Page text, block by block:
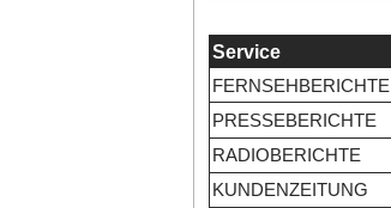
Service
FERNSEHBERICHTE
PRESSEBERICHTE
RADIOBERICHTE
KUNDENZEITUNG